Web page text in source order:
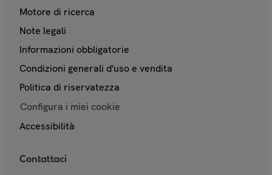
Motore di ricerca
Note legali
Informazioni obbligatorie
Condizioni generali d'uso e vendita
Politica di riservatezza
Configura i miei cookie
Accessibilità
Contattaci